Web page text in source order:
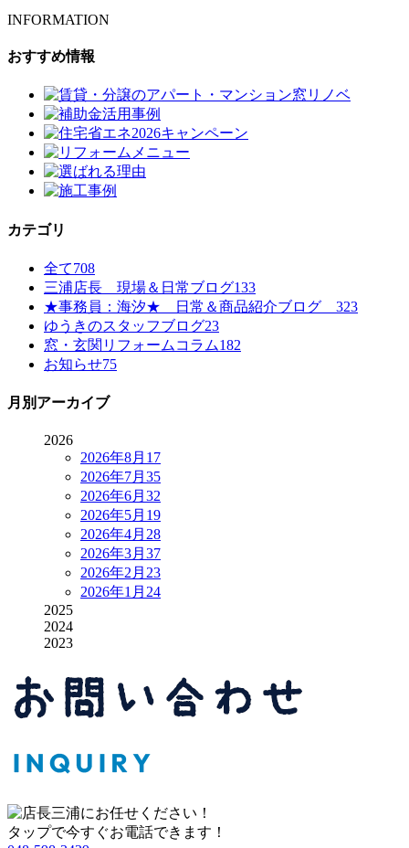
INFORMATION
おすすめ情報
カテゴリ
全て708
三浦店長 現場＆日常ブログ133
★事務員：海汐★ 日常＆商品紹介ブログ 323
ゆうきのスタッフブログ23
窓・玄関リフォームコラム182
お知らせ75
月別アーカイブ
2026
2026年8月 17
2026年7月 35
2026年6月 32
2026年5月 19
2026年4月 28
2026年3月 37
2026年2月 23
2026年1月 24
2025
2024
2023
タップで今すぐお電話できます！